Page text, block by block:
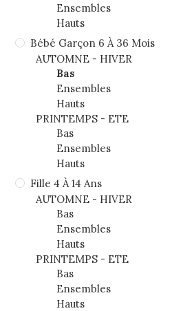
Ensembles
Hauts
Bébé Garçon 6 À 36 Mois
AUTOMNE - HIVER
Bas
Ensembles
Hauts
PRINTEMPS - ETE
Bas
Ensembles
Hauts
Fille 4 À 14 Ans
AUTOMNE - HIVER
Bas
Ensembles
Hauts
PRINTEMPS - ETE
Bas
Ensembles
Hauts